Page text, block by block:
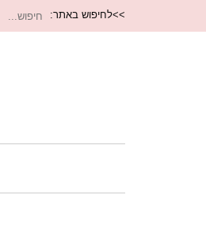
>>לחיפוש באתר: חיפוש